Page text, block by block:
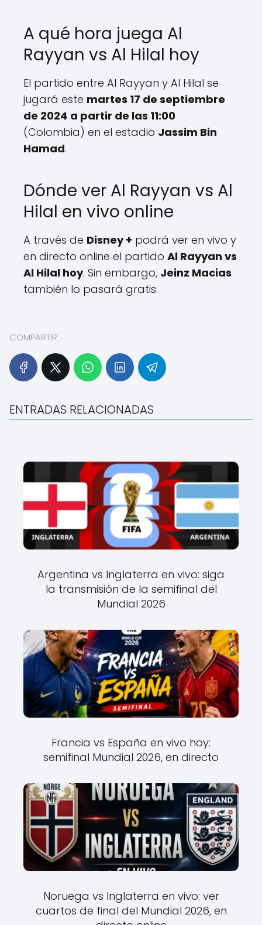
A qué hora juega Al
Rayyan vs Al Hilal hoy
El partido entre Al Rayyan y Al Hilal se
jugará este martes 17 de septiembre
de 2024 a partir de las 11:00
(Colombia) en el estadio Jassim Bin
Hamad.
Dónde ver Al Rayyan vs Al
Hilal en vivo online
A través de Disney + podrá ver en vivo y
en directo online el partido Al Rayyan vs
Al Hilal hoy. Sin embargo, Jeinz Macias
también lo pasará gratis.
COMPARTIR
ENTRADAS RELACIONADAS
Argentina vs Inglaterra en vivo: siga
la transmisión de la semifinal del
Mundial 2026
Francia vs España en vivo hoy:
semifinal Mundial 2026, en directo
Noruega vs Inglaterra en vivo: ver
cuartos de final del Mundial 2026, en